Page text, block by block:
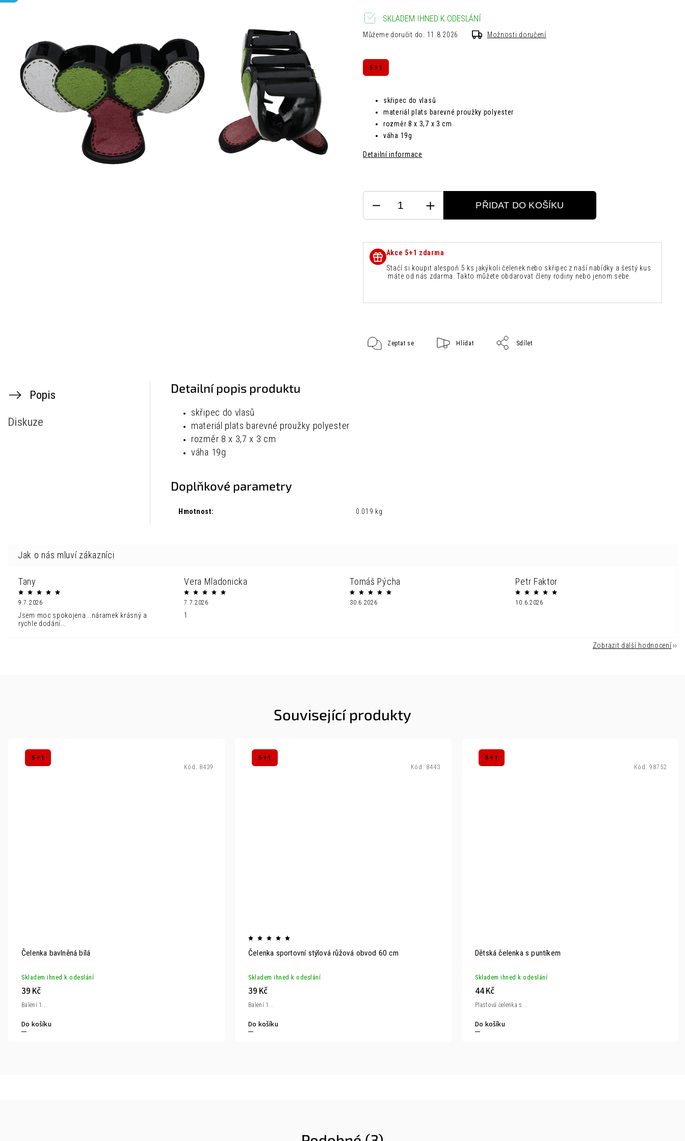
5 + 1
skřipec do vlasů
materiál plats barevné proužky polyester
rozměr 8 x 3,7 x 3 cm
váha 19g
Detailní informace
SKLADEM IHNED K ODESLÁNÍ
Můžeme doručit do: 11.8.2026 Možnosti doručení
PŘIDAT DO KOŠÍKU
Akce 5+1 zdarma
Stačí si koupit alespoň 5 ks jakýkoli čelenek nebo skřipec z naší nabídky a šestý kus
máte od nás zdarma. Takto můžete obdarovat členy rodiny nebo jenom sebe.
Zeptat se Hlídat Sdílet
Popis
Diskuze
Detailní popis produktu
skřipec do vlasů
materiál plats barevné proužky polyester
rozměr 8 x 3,7 x 3 cm
váha 19g
Doplňkové parametry
Hmotnost: 0.019 kg
Tany
9.7.2026
Jsem moc spokojena...náramek krásný a
rychle dodání...
Vera Mladonicka
7.7.2026
1
Tomáš Pýcha
30.6.2026
Petr Faktor
10.6.2026
Zobrazit další hodnocení
Související produkty
5 + 1
Čelenka bavlněná bílá
Skladem ihned k odeslání
39 Kč
Do košíku
Balení 1...
Kód: 8439
5 + 1
Čelenka sportovní stýlová růžová obvod 60 cm
Skladem ihned k odeslání
39 Kč
Do košíku
Balení 1...
Kód: 8443
5 + 1
Dětská čelenka s puntíkem
Skladem ihned k odeslání
44 Kč
Do košíku
Plastová čelenka s...
Kód: 98752